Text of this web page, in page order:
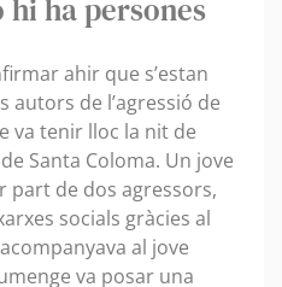
ha persones
ahir que s’estan
autors de l’agressió de
va tenir lloc la nit de
Santa Coloma. Un jove
part de dos agressors,
socials gràcies al
al jove
va posar una